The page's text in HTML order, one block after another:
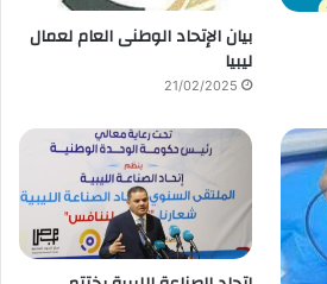
بيان الإتحاد الوطنى العام لعمال
ليبيا
21/02/2025